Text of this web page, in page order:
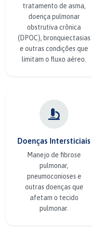
tratamento de asma,
doença pulmonar
obstrutiva crônica
(DPOC), bronquiectasias
e outras condições que
limitam o fluxo aéreo.
Doenças Intersticiais
Manejo de fibrose
pulmonar,
pneumoconioses e
outras doenças que
afetam o tecido
pulmonar.